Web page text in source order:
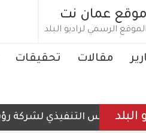
موقع عمان نت
الموقع الرسمي لراديو البلد
مقالات تحقيقات
البلد
الرئيس التنفيذي لشركة رؤية